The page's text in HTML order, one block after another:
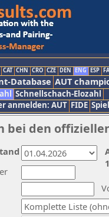
CAT CHN CRO CZE DEN ENG ESP
Database AUT
Schnellschach-Elozahl
anmelden: AUT FIDE
bei den